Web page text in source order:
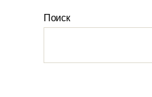
Поиск